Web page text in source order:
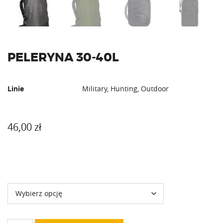
PELERYNA 30-40L
Linie Military, Hunting, Outdoor
46,00zł